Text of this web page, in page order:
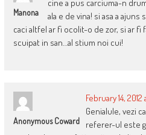
Manona
cine a pus carciuma-n
ala e de vina! si asa a
caci altfel ar fi ocolit-o de zor, si ar fi
scuipat in san…al stium noi cui!
Anonymous Coward
February 14, 2012
Genialule, vezi
referer-ul este